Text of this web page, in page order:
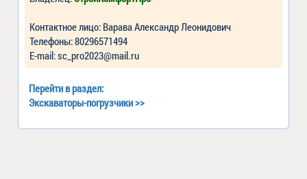
Контактное лицо: Варава Александр Леонидович
Телефоны: 80296571494
Е-mail: sc_pro2023@mail.ru
Перейти в раздел:
Экскаваторы-погрузчики>>